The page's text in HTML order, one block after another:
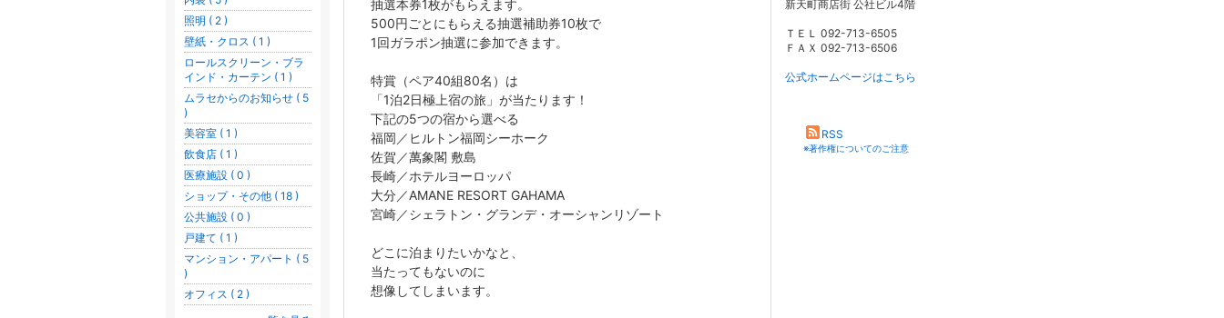
抽選本券1枚がもらえます。
500円ごとにもらえる抽選補助券10枚で
1回ガラポン抽選に参加できます。
特賞（ペア40組80名）は
「1泊2日極上宿の旅」が当たります！
下記の5つの宿から選べる
福岡／ヒルトン福岡シーホーク
佐賀／萬象閣 敷島
長崎／ホテルヨーロッパ
大分／AMANE RESORT GAHAMA
宮崎／シェラトン・グランデ・オーシャンリゾート
どこに泊まりたいかなと、
当たってもないのに
想像してしまいます。
新天町商店街 公社ビル4階
ＴＥＬ 092-713-6505
ＦＡＸ 092-713-6506
公式ホームページはこちら
RSS
※著作権についてのご注意
照明 ( 2 )
壁紙・クロス ( 1 )
ロールスクリーン・ブラ
インド・カーテン ( 1 )
ムラセからのお知らせ ( 5
)
美容室 ( 1 )
飲食店 ( 1 )
医療施設 ( 0 )
ショップ・その他 ( 18 )
公共施設 ( 0 )
戸建て ( 1 )
マンション・アパート ( 5
)
オフィス ( 2 )